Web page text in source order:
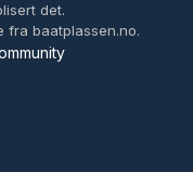
det.
fra baatplassen.no.